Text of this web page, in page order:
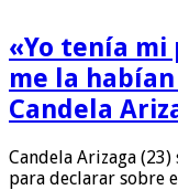
«Yo tenía mi
me la
Candela
Candela Arizaga
para declarar sobre